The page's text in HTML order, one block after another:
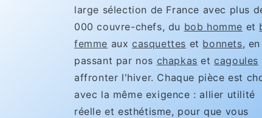
large sélection de France avec plus
000 couvre-chefs, du bob homme et
femme aux casquettes et bonnets, en
passant par nos chapkas etcagoules
affronter l'hiver. Chaque pièce est
avec la même exigence : allier utilité
réelle et esthétisme, pour que vous